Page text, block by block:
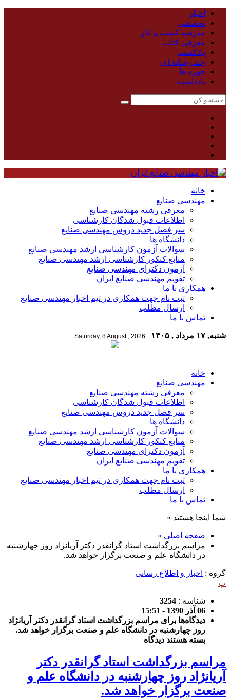
اخبار
تخصصی
مدرسه کسب و کار
معرفی کتاب
پادکست
چند رسانه ای
چهره ها
یادداشت
خانه
مهندسی صنایع
معرفی رشته مهندسی صنایع
اطلاعات قبول شدگان کارشناسی
سر فصل جدید دروس مهندسی صنایع
دانشگاه ها
سوالات آزمون کارشناسی ارشد مهندسی صنایع
منابع کنکور کارشناسی ارشد مهندسی صنایع
آزمون دکترای مهندسی صنایع
تقویم مهندسی صنایع ایران
همکاری با ما
ثبت نام جهت همکاری در تیم اخبار مهندسی صنایع
ارسال مطلب
تماس با ما
شنبه, ۱۷ مرداد , ۱۴۰۵ |
Saturday, 8 August , 2026
خانه
مهندسی صنایع
معرفی رشته مهندسی صنایع
اطلاعات قبول شدگان کارشناسی
سر فصل جدید دروس مهندسی صنایع
دانشگاه ها
سوالات آزمون کارشناسی ارشد مهندسی صنایع
منابع کنکور کارشناسی ارشد مهندسی صنایع
آزمون دکترای مهندسی صنایع
تقویم مهندسی صنایع ایران
همکاری با ما
ثبت نام جهت همکاری در تیم اخبار مهندسی صنایع
ارسال مطلب
تماس با ما
شما اینجا هستید »
صفحه اصلی »
مراسم بزرگداشت استاد گرانقدر دکتر آریانژاد روز چهارشنبه
در دانشگاه علم و صنعت برگزار خواهد شد.
گروه : اخبار و اطلاع رسانی
پ
شناسه : 3254
06 آذر 1390 - 15:51
دیدگاه‌ها برای مراسم بزرگداشت استاد گرانقدر دکتر آریانژاد
روز چهارشنبه در دانشگاه علم و صنعت برگزار خواهد شد.
بسته هستند دیدگاه
مراسم بزرگداشت استاد گرانقدر دکتر
آریانژاد روز چهارشنبه در دانشگاه علم و
صنعت برگزار خواهد شد.